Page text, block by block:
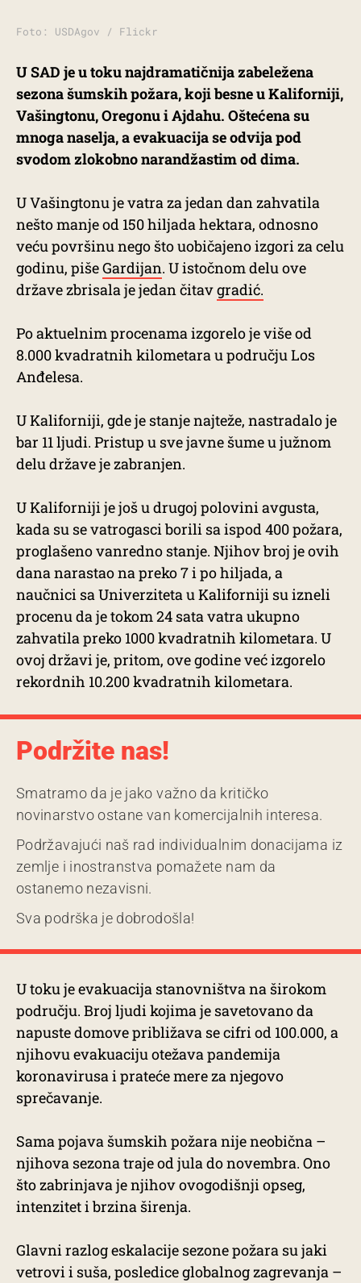
Foto: USDAgov / Flickr
U SAD je u toku najdramatičnija zabeležena
sezona šumskih požara, koji besne u Kaliforniji,
Vašingtonu, Oregonu i Ajdahu. Oštećena su
mnoga naselja, a evakuacija se odvija pod
svodom zlokobno narandžastim od dima.
U Vašingtonu je vatra za jedan dan zahvatila
nešto manje od 150 hiljada hektara, odnosno
veću površinu nego što uobičajeno izgori za celu
godinu, pišeGardijan. U istočnom delu ove
države zbrisala je jedan čitavgradić.
Po aktuelnim procenama izgorelo je više od
8.000 kvadratnih kilometara u području Los
Anđelesa.
U Kaliforniji, gde je stanje najteže, nastradalo je
bar 11 ljudi. Pristup u sve javne šume u južnom
delu države je zabranjen.
U Kaliforniji je još u drugoj polovini avgusta,
kada su se vatrogasci borili sa ispod 400 požara,
proglašeno vanredno stanje. Njihov broj je ovih
dana narastao na preko 7 i po hiljada, a
naučnici sa Univerziteta u Kaliforniji su izneli
procenu da je tokom 24 sata vatra ukupno
zahvatila preko 1000 kvadratnih kilometara. U
ovoj državi je, pritom, ove godine već izgorelo
rekordnih 10.200 kvadratnih kilometara.
Podržite nas!
Smatramo da je jako važno da kritičko
novinarstvo ostane van komercijalnih interesa.
Podržavajući naš rad individualnim donacijama iz
zemlje i inostranstva pomažete nam da
ostanemo nezavisni.
Sva podrška je dobrodošla!
U toku je evakuacija stanovništva na širokom
području. Broj ljudi kojima je savetovano da
napuste domove približava se cifri od 100.000, a
njihovu evakuaciju otežava pandemija
koronavirusa i prateće mere za njegovo
sprečavanje.
Sama pojava šumskih požara nije neobična –
njihova sezona traje od jula do novembra. Ono
što zabrinjava je njihov ovogodišnji opseg,
intenzitet i brzina širenja.
Glavni razlog eskalacije sezone požara su jaki
vetrovi i suša, posledice globalnog zagrevanja –